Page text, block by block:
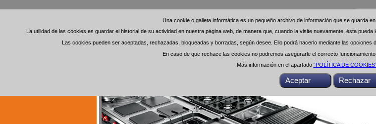
Una cookie o galleta informática es un pequeño archivo de información que se guarda
La utilidad de las cookies es guardar el historial de su actividad en nuestra página web, de manera que, cuando la visite nuevamente, ésta
Las cookies pueden ser aceptadas, rechazadas, bloqueadas y borradas, según desee. Ello podrá hacerlo mediante las
En caso de que rechace las cookies no podremos asegurarle el correcto
Más información en el apartado “POLÍTICA DE
Una cookie o galleta informática es un pequeño archivo de información que se guarda
La utilidad de las cookies es guardar el historial de su actividad en nuestra página web, de manera que, cuando la visite nuevamente, ésta
Las cookies pueden ser aceptadas, rechazadas, bloqueadas y borradas, según desee. Ello podrá hacerlo mediante las
En caso de que rechace las cookies no podremos asegurarle el correcto
Más información en el apartado “POLÍTICA DE